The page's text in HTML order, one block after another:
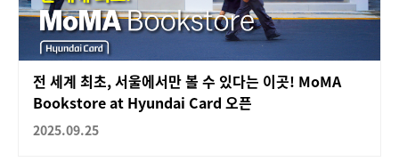
전 세계 최초, 서울에서만 볼 수 있다는 이곳! MoMA
Bookstore at Hyundai Card 오픈
2025.09.25